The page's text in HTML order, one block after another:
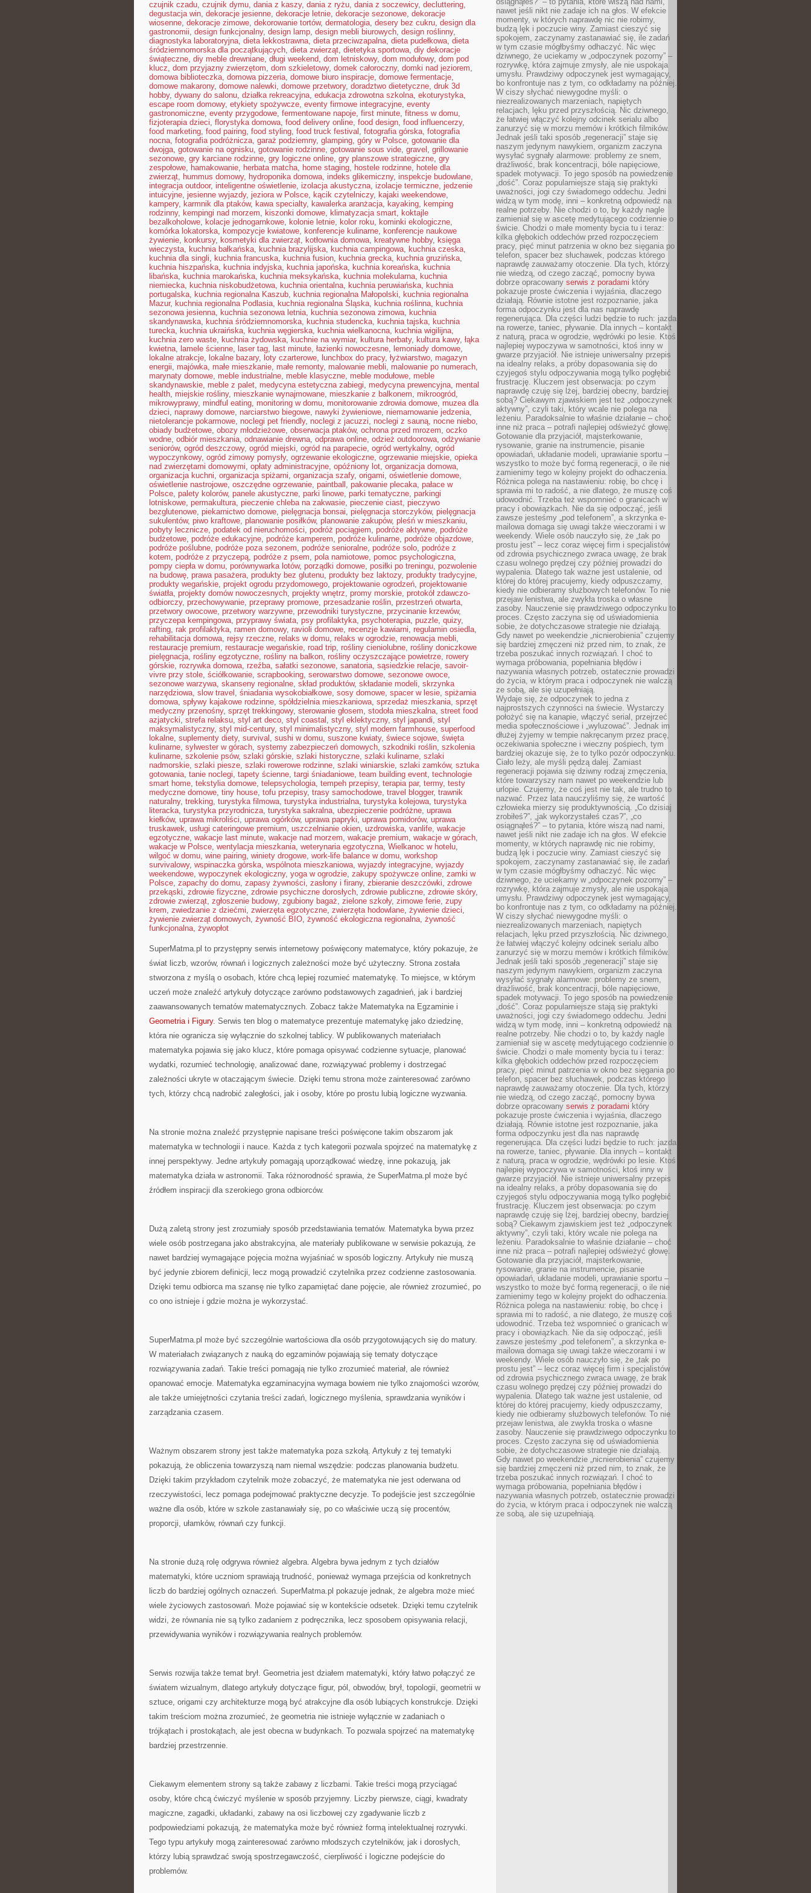
czujnik czadu, czujnik dymu, dania z kaszy, dania z ryżu, dania z soczewicy, decluttering,
degustacja win, dekoracje jesienne, dekoracje letnie, dekoracje sezonowe, dekoracje
wiosenne, dekoracje zimowe, dekorowanie tortów, dermatologia, desery bez cukru, design dla
gastronomii, design funkcjonalny, design lamp, design mebli biurowych, design roślinny,
diagnostyka laboratoryjna, dieta lekkostrawna, dieta przeciwzapalna, dieta pudełkowa, dieta
śródziemnomorska dla początkujących, dieta zwierząt, dietetyka sportowa, diy dekoracje
świąteczne, diy meble drewniane, długi weekend, dom letniskowy, dom modułowy, dom pod
klucz, dom przyjazny zwierzętom, dom szkieletowy, domek całoroczny, domki nad jeziorem,
domowa biblioteczka, domowa pizzeria, domowe biuro inspiracje, domowe fermentacje,
domowe makarony, domowe nalewki, domowe przetwory, doradztwo dietetyczne, druk 3d
hobby, dywany do salonu, działka rekreacyjna, edukacja zdrowotna szkolna, ekoturystyka,
escape room domowy, etykiety spożywcze, eventy firmowe integracyjne, eventy
gastronomiczne, eventy przygodowe, fermentowane napoje, first minute, fitness w domu,
fizjoterapia dzieci, florystyka domowa, food delivery online, food design, food influencerzy,
food marketing, food pairing, food styling, food truck festival , fotografia górska, fotografia
nocna, fotografia podróżnicza, garaż podziemny, glamping, góry w Polsce, gotowanie dla
dwojga, gotowanie na ognisku, gotowanie rodzinne, gotowanie sous vide, gravel , grillowanie
sezonowe, gry karciane rodzinne, gry logiczne online, gry planszowe strategiczne, gry
zespołowe, hamakowanie, herbata matcha, home staging, hostele rodzinne, hotele dla
zwierząt, hummus domowy, hydroponika domowa, indeks glikemiczny, inspekcje budowlane,
integracja outdoor, inteligentne oświetlenie, izolacja akustyczna, izolacje termiczne, jedzenie
intuicyjne, jesienne wyjazdy, jeziora w Polsce, kącik czytelniczy, kajaki weekendowe,
kampery, karmnik dla ptaków, kawa specialty, kawalerka aranżacja, kayaking, kemping
rodzinny, kempingi nad morzem, kiszonki domowe, klimatyzacja smart, koktajle
bezalkoholowe, kolacje jednogarnkowe, kolonie letnie, kolor roku, kominki ekologiczne,
komórka lokatorska, kompozycje kwiatowe, konferencje kulinarne, konferencje naukowe
żywienie, konkursy, kosmetyki dla zwierząt, kotłownia domowa, kreatywne hobby, księga
wieczysta, kuchnia bałkańska, kuchnia brazylijska, kuchnia campingowa, kuchnia czeska,
kuchnia dla singli, kuchnia francuska, kuchnia fusion, kuchnia grecka, kuchnia gruzińska,
kuchnia hiszpańska, kuchnia indyjska, kuchnia japońska, kuchnia koreańska, kuchnia
libańska, kuchnia marokańska, kuchnia meksykańska, kuchnia molekularna, kuchnia
niemiecka, kuchnia niskobudżetowa, kuchnia orientalna, kuchnia peruwiańska, kuchnia
portugalska, kuchnia regionalna Kaszub, kuchnia regionalna Małopolski, kuchnia regionalna
Mazur, kuchnia regionalna Podlasia, kuchnia regionalna Śląska, kuchnia roślinna, kuchnia
sezonowa jesienna, kuchnia sezonowa letnia, kuchnia sezonowa zimowa, kuchnia
skandynawska, kuchnia śródziemnomorska, kuchnia studencka, kuchnia tajska, kuchnia
turecka, kuchnia ukraińska, kuchnia węgierska, kuchnia wielkanocna, kuchnia wigilijna,
kuchnia zero waste, kuchnia żydowska, kuchnie na wymiar, kultura herbaty, kultura kawy, łąka
kwietna, lamele ścienne, laser tag, last minute, łazienki nowoczesne, lemoniady domowe,
lokalne atrakcje, lokalne bazary, loty czarterowe, lunchbox do pracy, łyżwiarstwo, magazyn
energii, majówka, małe mieszkanie, małe remonty, malowanie mebli, malowanie po numerach,
marynaty domowe, meble industrialne, meble klasyczne, meble modułowe, meble
skandynawskie, meble z palet, medycyna estetyczna zabiegi, medycyna prewencyjna, mental
health, miejskie rośliny, mieszkanie wynajmowane, mieszkanie z balkonem, mikroogród,
mikrowyprawy, mindful eating, monitoring w domu, monitorowanie zdrowia domowe, muzea dla
dzieci, naprawy domowe, narciarstwo biegowe, nawyki żywieniowe, niemarnowanie jedzenia,
nietolerancje pokarmowe, noclegi pet friendly, noclegi z jacuzzi, noclegi z sauną, nocne niebo,
obiady budżetowe, obozy młodzieżowe, obserwacja ptaków, ochrona przed mrozem, oczko
wodne, odbiór mieszkania, odnawianie drewna, odprawa online, odzież outdoorowa, odżywianie
seniorów, ogród deszczowy, ogród miejski, ogród na parapecie, ogród wertykalny, ogród
wypoczynkowy, ogród zimowy pomysły, ogrzewanie ekologiczne, ogrzewanie miejskie, opieka
nad zwierzętami domowymi, opłaty administracyjne, opóźniony lot, organizacja domowa,
organizacja kuchni, organizacja spiżarni, organizacja szafy, origami, oświetlenie domowe,
oświetlenie nastrojowe, oszczędne ogrzewanie, paintball , pakowanie plecaka, pałace w
Polsce, palety kolorów, panele akustyczne, parki linowe, parki tematyczne, parkingi
lotniskowe, permakultura, pieczenie chleba na zakwasie, pieczenie ciast, pieczywo
bezglutenowe, piekarnictwo domowe, pielęgnacja bonsai, pielęgnacja storczyków, pielęgnacja
sukulentów, piwo kraftowe, planowanie posiłków, planowanie zakupów, pleśń w mieszkaniu,
pobyty lecznicze, podatek od nieruchomości, podróż pociągiem, podróże aktywne, podróże
budżetowe, podróże edukacyjne, podróże kamperem, podróże kulinarne, podróże objazdowe,
podróże poślubne, podróże poza sezonem, podróże senioralne, podróże solo, podróże z
kotem, podróże z przyczepą, podróże z psem, pola namiotowe, pomoc psychologiczna,
pompy ciepła w domu, porównywarka lotów, porządki domowe, posiłki po treningu, pozwolenie
na budowę, prawa pasażera, produkty bez glutenu, produkty bez laktozy, produkty tradycyjne,
produkty wegańskie, projekt ogrodu przydomowego, projektowanie ogrodzeń, projektowanie
światła, projekty domów nowoczesnych, projekty wnętrz, promy morskie, protokół zdawczo-
odbiorczy, przechowywanie, przeprawy promowe, przesadzanie roślin, przestrzeń otwarta,
przetwory owocowe, przetwory warzywne, przewodniki turystyczne, przycinanie krzewów,
przyczepa kempingowa, przyprawy świata, psy profilaktyka, psychoterapia, puzzle, quizy,
rafting, rak profilaktyka, ramen domowy, ravioli domowe, recenzje kawiarni, regulamin osiedla,
rehabilitacja domowa, rejsy rzeczne, relaks w domu, relaks w ogrodzie, renowacja mebli,
restauracje premium, restauracje wegańskie, road trip, rośliny cieniolubne, rośliny doniczkowe
pielęgnacja, rośliny egzotyczne, rośliny na balkon, rośliny oczyszczające powietrze, rowery
górskie, rozrywka domowa, rzeźba, sałatki sezonowe, sanatoria, sąsiedzkie relacje, savoir-
vivre przy stole, ściółkowanie, scrapbooking, serowarstwo domowe, sezonowe owoce,
sezonowe warzywa, skanseny regionalne, skład produktów, składanie modeli, skrzynka
narzędziowa, slow travel , śniadania wysokobiałkowe, sosy domowe, spacer w lesie, spiżarnia
domowa, spływy kajakowe rodzinne, spółdzielnia mieszkaniowa, sprzedaż mieszkania, sprzęt
medyczny przenośny, sprzęt trekkingowy, sterowanie głosem, stodoła mieszkalna, street food
azjatycki, strefa relaksu, styl art deco, styl coastal , styl eklektyczny, styl japandi, styl
maksymalistyczny, styl mid-century, styl minimalistyczny, styl modern farmhouse, superfood
lokalne, suplementy diety, survival , sushi w domu, suszone kwiaty, świece sojowe, święta
kulinarne, sylwester w górach, systemy zabezpieczeń domowych, szkodniki roślin, szkolenia
kulinarne, szkolenie psów, szlaki górskie, szlaki historyczne, szlaki kulinarne, szlaki
nadmorskie, szlaki piesze, szlaki rowerowe rodzinne, szlaki winiarskie, szlaki zamków, sztuka
gotowania, tanie noclegi, tapety ścienne, targi śniadaniowe, team building event, technologie
smart home, tekstylia domowe, telepsychologia, tempeh przepisy, terapia par, termy, testy
medyczne domowe, tiny house, tofu przepisy, trasy samochodowe, travel blogger, trawnik
naturalny, trekking, turystyka filmowa, turystyka industrialna, turystyka kolejowa, turystyka
literacka, turystyka przyrodnicza, turystyka sakralna, ubezpieczenie podróżne, uprawa
kiełków, uprawa mikroliści, uprawa ogórków, uprawa papryki, uprawa pomidorów, uprawa
truskawek, usługi cateringowe premium, uszczelnianie okien, uzdrowiska, vanlife, wakacje
egzotyczne, wakacje last minute, wakacje nad morzem, wakacje premium, wakacje w górach,
wakacje w Polsce, wentylacja mieszkania, weterynaria egzotyczna, Wielkanoc w hotelu,
wilgoć w domu, wine pairing, winiety drogowe, work-life balance w domu, workshop
survivalowy, wspinaczka górska, wspólnota mieszkaniowa, wyjazdy integracyjne, wyjazdy
weekendowe, wypoczynek ekologiczny, yoga w ogrodzie, zakupy spożywcze online, zamki w
Polsce, zapachy do domu, zapasy żywności, zasłony i firany, zbieranie deszczówki, zdrowe
przekąski, zdrowie fizyczne, zdrowie psychiczne dorosłych, zdrowie publiczne, zdrowie skóry,
zdrowie zwierząt, zgłoszenie budowy, zgubiony bagaż, zielone szkoły, zimowe ferie, zupy
krem, zwiedzanie z dziećmi, zwierzęta egzotyczne, zwierzęta hodowlane, żywienie dzieci,
żywienie zwierząt domowych, żywność BIO, żywność ekologiczna regionalna, żywność
funkcjonalna, żywopłot
SuperMatma.pl to przystępny serwis internetowy poświęcony matematyce, który pokazuje, że
świat liczb, wzorów, równań i logicznych zależności może być użyteczny. Strona została
stworzona z myślą o osobach, które chcą lepiej rozumieć matematykę. To miejsce, w którym
uczeń może znaleźć artykuły dotyczące zarówno podstawowych zagadnień, jak i bardziej
zaawansowanych tematów matematycznych. Zobacz także Matematyka na Egzaminie i
Geometria i Figury. Serwis ten blog o matematyce prezentuje matematykę jako dziedzinę,
która nie ogranicza się wyłącznie do szkolnej tablicy. W publikowanych materiałach
matematyka pojawia się jako klucz, które pomaga opisywać codzienne sytuacje, planować
wydatki, rozumieć technologię, analizować dane, rozwiązywać problemy i dostrzegać
zależności ukryte w otaczającym świecie. Dzięki temu strona może zainteresować zarówno
tych, którzy chcą nadrobić zaległości, jak i osoby, które po prostu lubią logiczne wyzwania.
Na stronie można znaleźć przystępnie napisane treści poświęcone takim obszarom jak
matematyka w technologii i nauce. Każda z tych kategorii pozwala spojrzeć na matematykę z
innej perspektywy. Jedne artykuły pomagają uporządkować wiedzę, inne pokazują, jak
matematyka działa w astronomii. Taka różnorodność sprawia, że SuperMatma.pl może być
źródłem inspiracji dla szerokiego grona odbiorców.
Dużą zaletą strony jest zrozumiały sposób przedstawiania tematów. Matematyka bywa przez
wiele osób postrzegana jako abstrakcyjna, ale materiały publikowane w serwisie pokazują, że
nawet bardziej wymagające pojęcia można wyjaśniać w sposób logiczny. Artykuły nie muszą
być jedynie zbiorem definicji, lecz mogą prowadzić czytelnika przez codzienne zastosowania.
Dzięki temu odbiorca ma szansę nie tylko zapamiętać dane pojęcie, ale również zrozumieć, po
co ono istnieje i gdzie można je wykorzystać.
SuperMatma.pl może być szczególnie wartościowa dla osób przygotowujących się do matury.
W materiałach związanych z nauką do egzaminów pojawiają się tematy dotyczące
rozwiązywania zadań. Takie treści pomagają nie tylko zrozumieć materiał, ale również
opanować emocje. Matematyka egzaminacyjna wymaga bowiem nie tylko znajomości wzorów,
ale także umiejętności czytania treści zadań, logicznego myślenia, sprawdzania wyników i
zarządzania czasem.
Ważnym obszarem strony jest także matematyka poza szkołą. Artykuły z tej tematyki
pokazują, że obliczenia towarzyszą nam niemal wszędzie: podczas planowania budżetu.
Dzięki takim przykładom czytelnik może zobaczyć, że matematyka nie jest oderwana od
rzeczywistości, lecz pomaga podejmować praktyczne decyzje. To podejście jest szczególnie
ważne dla osób, które w szkole zastanawiały się, po co właściwie uczą się procentów,
proporcji, ułamków, równań czy funkcji.
Na stronie dużą rolę odgrywa również algebra. Algebra bywa jednym z tych działów
matematyki, które uczniom sprawiają trudność, ponieważ wymaga przejścia od konkretnych
liczb do bardziej ogólnych oznaczeń. SuperMatma.pl pokazuje jednak, że algebra może mieć
wiele życiowych zastosowań. Może pojawiać się w kontekście odsetek. Dzięki temu czytelnik
widzi, że równania nie są tylko zadaniem z podręcznika, lecz sposobem opisywania relacji,
przewidywania wyników i rozwiązywania realnych problemów.
Serwis rozwija także temat brył. Geometria jest działem matematyki, który łatwo połączyć ze
światem wizualnym, dlatego artykuły dotyczące figur, pól, obwodów, brył, topologii, geometrii w
sztuce, origami czy architekturze mogą być atrakcyjne dla osób lubiących konstrukcje. Dzięki
takim treściom można zrozumieć, że geometria nie istnieje wyłącznie w zadaniach o
trójkątach i prostokątach, ale jest obecna w budynkach. To pozwala spojrzeć na matematykę
bardziej przestrzennie.
Ciekawym elementem strony są także zabawy z liczbami. Takie treści mogą przyciągać
osoby, które chcą ćwiczyć myślenie w sposób przyjemny. Liczby pierwsze, ciągi, kwadraty
magiczne, zagadki, układanki, zabawy na osi liczbowej czy zgadywanie liczb z
podpowiedziami pokazują, że matematyka może być również formą intelektualnej rozrywki.
Tego typu artykuły mogą zainteresować zarówno młodszych czytelników, jak i dorosłych,
którzy lubią sprawdzać swoją spostrzegawczość, cierpliwość i logiczne podejście do
problemów.
nawet jeśli nikt nie zadaje ich na głos. W efekcie
momenty, w których naprawdę nic nie robimy,
budzą lęk i poczucie winy. Zamiast cieszyć się
spokojem, zaczynamy zastanawiać się, ile zadań
w tym czasie mógłbyśmy odhaczyć. Nic więc
dziwnego, że uciekamy w „odpoczynek pozorny” –
rozrywkę, która zajmuje zmysły, ale nie uspokaja
umysłu. Prawdziwy odpoczynek jest wymagający,
bo konfrontuje nas z tym, co odkładamy na później.
W ciszy słychać niewygodne myśli: o
niezrealizowanych marzeniach, napiętych
relacjach, lęku przed przyszłością. Nic dziwnego,
że łatwiej włączyć kolejny odcinek serialu albo
zanurzyć się w morzu memów i krótkich filmików.
Jednak jeśli taki sposób „regeneracji” staje się
naszym jedynym nawykiem, organizm zaczyna
wysyłać sygnały alarmowe: problemy ze snem,
drażliwość, brak koncentracji, bóle napięciowe,
spadek motywacji. To jego sposób na powiedzenie
„dość”. Coraz popularniejsze stają się praktyki
uważności, jogi czy świadomego oddechu. Jedni
widzą w tym modę, inni – konkretną odpowiedź na
realne potrzeby. Nie chodzi o to, by każdy nagle
zamieniał się w ascetę medytującego codziennie o
świcie. Chodzi o małe momenty bycia tu i teraz:
kilka głębokich oddechów przed rozpoczęciem
pracy, pięć minut patrzenia w okno bez sięgania po
telefon, spacer bez słuchawek, podczas którego
naprawdę zauważamy otoczenie. Dla tych, którzy
nie wiedzą, od czego zacząć, pomocny bywa
dobrze opracowany serwis z poradami który
pokazuje proste ćwiczenia i wyjaśnia, dlaczego
działają. Równie istotne jest rozpoznanie, jaka
forma odpoczynku jest dla nas naprawdę
regenerująca. Dla części ludzi będzie to ruch: jazda
na rowerze, taniec, pływanie. Dla innych – kontakt
z naturą, praca w ogrodzie, wędrówki po lesie. Ktoś
najlepiej wypoczywa w samotności, ktoś inny w
gwarze przyjaciół. Nie istnieje uniwersalny przepis
na idealny relaks, a próby dopasowania się do
czyjegoś stylu odpoczywania mogą tylko pogłębić
frustrację. Kluczem jest obserwacja: po czym
naprawdę czuję się lżej, bardziej obecny, bardziej
sobą? Ciekawym zjawiskiem jest też „odpoczynek
aktywny”, czyli taki, który wcale nie polega na
leżeniu. Paradoksalnie to właśnie działanie – choć
inne niż praca – potrafi najlepiej odświeżyć głowę.
Gotowanie dla przyjaciół, majsterkowanie,
rysowanie, granie na instrumencie, pisanie
opowiadań, układanie modeli, uprawianie sportu –
wszystko to może być formą regeneracji, o ile nie
zamienimy tego w kolejny projekt do odhaczenia.
Różnica polega na nastawieniu: robię, bo chcę i
sprawia mi to radość, a nie dlatego, że muszę coś
udowodnić. Trzeba też wspomnieć o granicach w
pracy i obowiązkach. Nie da się odpocząć, jeśli
zawsze jesteśmy „pod telefonem”, a skrzynka e-
mailowa domaga się uwagi także wieczorami i w
weekendy. Wiele osób nauczyło się, że „tak po
prostu jest” – lecz coraz więcej firm i specjalistów
od zdrowia psychicznego zwraca uwagę, że brak
czasu wolnego prędzej czy później prowadzi do
wypalenia. Dlatego tak ważne jest ustalenie, od
której do której pracujemy, kiedy odpuszczamy,
kiedy nie odbieramy służbowych telefonów. To nie
przejaw lenistwa, ale zwykła troska o własne
zasoby. Nauczenie się prawdziwego odpoczynku to
proces. Często zaczyna się od uświadomienia
sobie, że dotychczasowe strategie nie działają.
Gdy nawet po weekendzie „nicnierobienia” czujemy
się bardziej zmęczeni niż przed nim, to znak, że
trzeba poszukać innych rozwiązań. I choć to
wymaga próbowania, popełniania błędów i
nazywania własnych potrzeb, ostatecznie prowadzi
do życia, w którym praca i odpoczynek nie walczą
ze sobą, ale się uzupełniają.
Wydaje się, że odpoczynek to jedna z
najprostszych czynności na świecie. Wystarczy
położyć się na kanapie, włączyć serial, przejrzeć
media społecznościowe i „wyluzować”. Jednak im
dłużej żyjemy w tempie nakręcanym przez pracę,
oczekiwania społeczne i wieczny pośpiech, tym
bardziej okazuje się, że to tylko pozór odpoczynku.
Ciało leży, ale myśli pędzą dalej. Zamiast
regeneracji pojawia się dziwny rodzaj zmęczenia,
które towarzyszy nam nawet po weekendzie lub
urlopie. Czujemy, że coś jest nie tak, ale trudno to
nazwać. Przez lata nauczyliśmy się, że wartość
człowieka mierzy się produktywnością. „Co dzisiaj
zrobiłeś?”, „jak wykorzystałeś czas?”, „co
osiągnąłeś?” – to pytania, które wiszą nad nami,
nawet jeśli nikt nie zadaje ich na głos. W efekcie
momenty, w których naprawdę nic nie robimy,
budzą lęk i poczucie winy. Zamiast cieszyć się
spokojem, zaczynamy zastanawiać się, ile zadań
w tym czasie mógłbyśmy odhaczyć. Nic więc
dziwnego, że uciekamy w „odpoczynek pozorny” –
rozrywkę, która zajmuje zmysły, ale nie uspokaja
umysłu. Prawdziwy odpoczynek jest wymagający,
bo konfrontuje nas z tym, co odkładamy na później.
W ciszy słychać niewygodne myśli: o
niezrealizowanych marzeniach, napiętych
relacjach, lęku przed przyszłością. Nic dziwnego,
że łatwiej włączyć kolejny odcinek serialu albo
zanurzyć się w morzu memów i krótkich filmików.
Jednak jeśli taki sposób „regeneracji” staje się
naszym jedynym nawykiem, organizm zaczyna
wysyłać sygnały alarmowe: problemy ze snem,
drażliwość, brak koncentracji, bóle napięciowe,
spadek motywacji. To jego sposób na powiedzenie
„dość”. Coraz popularniejsze stają się praktyki
uważności, jogi czy świadomego oddechu. Jedni
widzą w tym modę, inni – konkretną odpowiedź na
realne potrzeby. Nie chodzi o to, by każdy nagle
zamieniał się w ascetę medytującego codziennie o
świcie. Chodzi o małe momenty bycia tu i teraz:
kilka głębokich oddechów przed rozpoczęciem
pracy, pięć minut patrzenia w okno bez sięgania po
telefon, spacer bez słuchawek, podczas którego
naprawdę zauważamy otoczenie. Dla tych, którzy
nie wiedzą, od czego zacząć, pomocny bywa
dobrze opracowany serwis z poradami który
pokazuje proste ćwiczenia i wyjaśnia, dlaczego
działają. Równie istotne jest rozpoznanie, jaka
forma odpoczynku jest dla nas naprawdę
regenerująca. Dla części ludzi będzie to ruch: jazda
na rowerze, taniec, pływanie. Dla innych – kontakt
z naturą, praca w ogrodzie, wędrówki po lesie. Ktoś
najlepiej wypoczywa w samotności, ktoś inny w
gwarze przyjaciół. Nie istnieje uniwersalny przepis
na idealny relaks, a próby dopasowania się do
czyjegoś stylu odpoczywania mogą tylko pogłębić
frustrację. Kluczem jest obserwacja: po czym
naprawdę czuję się lżej, bardziej obecny, bardziej
sobą? Ciekawym zjawiskiem jest też „odpoczynek
aktywny”, czyli taki, który wcale nie polega na
leżeniu. Paradoksalnie to właśnie działanie – choć
inne niż praca – potrafi najlepiej odświeżyć głowę.
Gotowanie dla przyjaciół, majsterkowanie,
rysowanie, granie na instrumencie, pisanie
opowiadań, układanie modeli, uprawianie sportu –
wszystko to może być formą regeneracji, o ile nie
zamienimy tego w kolejny projekt do odhaczenia.
Różnica polega na nastawieniu: robię, bo chcę i
sprawia mi to radość, a nie dlatego, że muszę coś
udowodnić. Trzeba też wspomnieć o granicach w
pracy i obowiązkach. Nie da się odpocząć, jeśli
zawsze jesteśmy „pod telefonem”, a skrzynka e-
mailowa domaga się uwagi także wieczorami i w
weekendy. Wiele osób nauczyło się, że „tak po
prostu jest” – lecz coraz więcej firm i specjalistów
od zdrowia psychicznego zwraca uwagę, że brak
czasu wolnego prędzej czy później prowadzi do
wypalenia. Dlatego tak ważne jest ustalenie, od
której do której pracujemy, kiedy odpuszczamy,
kiedy nie odbieramy służbowych telefonów. To nie
przejaw lenistwa, ale zwykła troska o własne
zasoby. Nauczenie się prawdziwego odpoczynku to
proces. Często zaczyna się od uświadomienia
sobie, że dotychczasowe strategie nie działają.
Gdy nawet po weekendzie „nicnierobienia” czujemy
się bardziej zmęczeni niż przed nim, to znak, że
trzeba poszukać innych rozwiązań. I choć to
wymaga próbowania, popełniania błędów i
nazywania własnych potrzeb, ostatecznie prowadzi
do życia, w którym praca i odpoczynek nie walczą
ze sobą, ale się uzupełniają.